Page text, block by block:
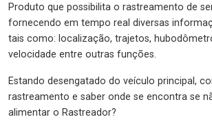
Produto que possibilita o rastreamento de
fornecendo em tempo real diversas
tais como: localização, trajetos,
velocidade entre outras funções.
Estando desengatado do veículo principal,
rastreamento e saber onde se encontra se
alimentar o Rastreador?